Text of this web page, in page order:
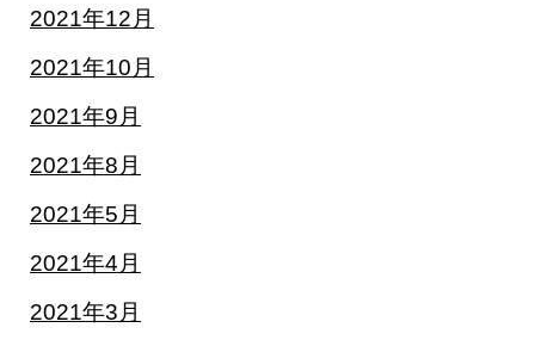
2021年12月
2021年10月
2021年9月
2021年8月
2021年5月
2021年4月
2021年3月